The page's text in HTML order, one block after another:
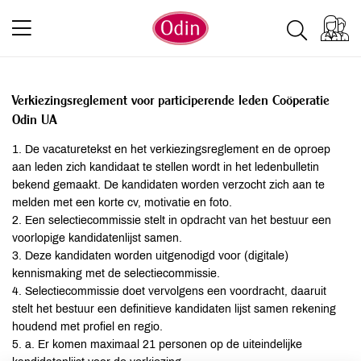
Verkiezingsreglement voor participerende leden Coöperatie
Odin UA
1. De vacaturetekst en het verkiezingsreglement en de oproep
aan leden zich kandidaat te stellen wordt in het ledenbulletin
bekend gemaakt. De kandidaten worden verzocht zich aan te
melden met een korte cv, motivatie en foto.
2. Een selectiecommissie stelt in opdracht van het bestuur een
voorlopige kandidatenlijst samen.
3. Deze kandidaten worden uitgenodigd voor (digitale)
kennismaking met de selectiecommissie.
4. Selectiecommissie doet vervolgens een voordracht, daaruit
stelt het bestuur een definitieve kandidaten lijst samen rekening
houdend met profiel en regio.
5. a. Er komen maximaal 21 personen op de uiteindelijke